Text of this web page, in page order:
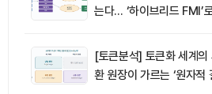
는다… ‘하이브리드 FMI’
[토큰분석] 토큰화 세계의
환 원장이 가르는 ‘원자적